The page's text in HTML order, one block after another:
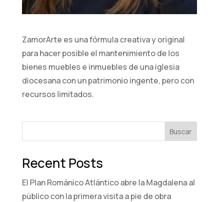
ZamorArte es una fórmula creativa y original
para hacer posible el mantenimiento de los
bienes muebles e inmuebles de una iglesia
diocesana con un patrimonio ingente, pero con
recursos limitados.
Buscar
Recent Posts
El Plan Románico Atlántico abre la Magdalena al
público con la primera visita a pie de obra